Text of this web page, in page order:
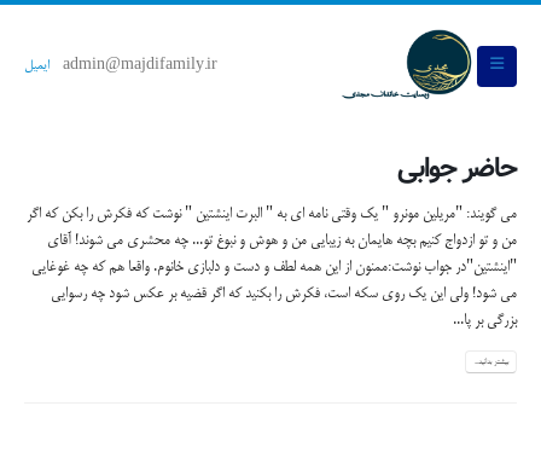
admin@majdifamily.ir ایمیل
حاضر جوابی
می گویند: "مریلین مونرو " یک وقتی نامه ای به " البرت اینشتین " نوشت که فکرش را بکن که اگر
من و تو ازدواج کنیم بچه هایمان به زیبایی من و هوش و نبوغ تو... چه محشری می شوند! آقای
"اینشتین"در جواب نوشت:ممنون از این همه لطف و دست و دلبازی خانوم. واقعا هم که چه غوغایی
می شود! ولی این یک روی سکه است، فکرش را بکنید که اگر قضیه بر عکس شود چه رسوایی
بزرگی بر پا...
بیشتر بدانید...